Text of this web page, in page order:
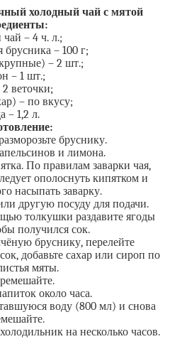
холодный чай с мятой
чай – 4 ч. л.;
брусника – 100 г;
– 2 шт.;
– 1 шт.;
2 веточки;
– по вкусу;
– 1,2 л.
бруснику.
и лимона.
По правилам заварки чая,
ополоснуть кипятком и
насыпать заварку.
другую посуду для подачи.
толкушки раздавите ягоды
получился сок.
бруснику, перелейте
добавьте сахар или сироп по
мяты.
около часа.
воду (800 мл) и снова
на несколько часов.